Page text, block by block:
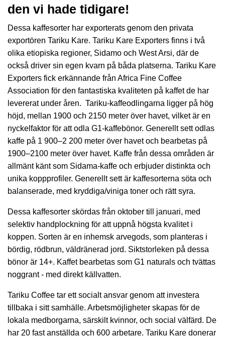
den vi hade tidigare!
Dessa kaffesorter har exporterats genom den privata
exportören Tariku Kare. Tariku Kare Exporters finns i två
olika etiopiska regioner, Sidamo och West Arsi, där de
också driver sin egen kvarn på båda platserna. Tariku Kare
Exporters fick erkännande från Africa Fine Coffee
Association för den fantastiska kvaliteten på kaffet de har
levererat under åren. Tariku-kaffeodlingarna ligger på hög
höjd, mellan 1900 och 2150 meter över havet, vilket är en
nyckelfaktor för att odla G1-kaffebönor. Generellt sett odlas
kaffe på 1 900–2 200 meter över havet och bearbetas på
1900–2100 meter över havet. Kaffe från dessa områden är
allmänt känt som Sidama-kaffe och erbjuder distinkta och
unika koppprofiler. Generellt sett är kaffesorterna söta och
balanserade, med kryddiga/viniga toner och rätt syra.
Dessa kaffesorter skördas från oktober till januari, med
selektiv handplockning för att uppnå högsta kvalitet i
koppen. Sorten är en inhemsk arvegods, som planteras i
bördig, rödbrun, väldränerad jord. Siktstorleken på dessa
bönor är 14+. Kaffet bearbetas som G1 naturals och tvättas
noggrant - med direkt källvatten.
Tariku Coffee tar ett socialt ansvar genom att investera
tillbaka i sitt samhälle. Arbetsmöjligheter skapas för de
lokala medborgarna, särskilt kvinnor, och social välfärd. De
har 20 fast anställda och 600 arbetare. Tariku Kare donerar